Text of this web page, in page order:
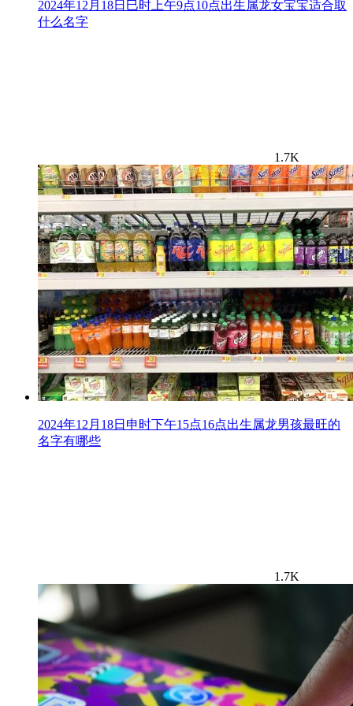
2024年12月18日巳时上午9点10点出生属龙女宝宝适合取
什么名字
1.7K
2024年12月18日申时下午15点16点出生属龙男孩最旺的
名字有哪些
1.7K